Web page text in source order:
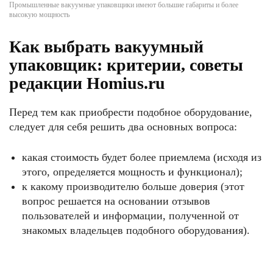
Промышленные вакуумные упаковщики имеют большие габариты и более
высокую мощность
Как выбрать вакуумный
упаковщик: критерии, советы
редакции Homius.ru
Перед тем как приобрести подобное оборудование,
следует для себя решить два основных вопроса:
какая стоимость будет более приемлема (исходя из
этого, определяется мощность и функционал);
к какому производителю больше доверия (этот
вопрос решается на основании отзывов
пользователей и информации, полученной от
знакомых владельцев подобного оборудования).